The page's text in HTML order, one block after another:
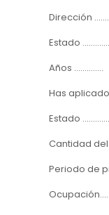
Dirección
Estado
Años ..............
Has aplicado
Estado
Cantidad del
Periodo de